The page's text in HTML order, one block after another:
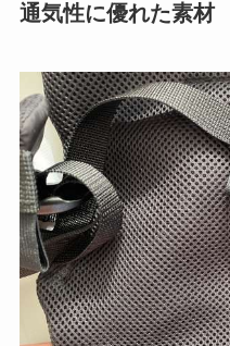
通気性に優れた素材